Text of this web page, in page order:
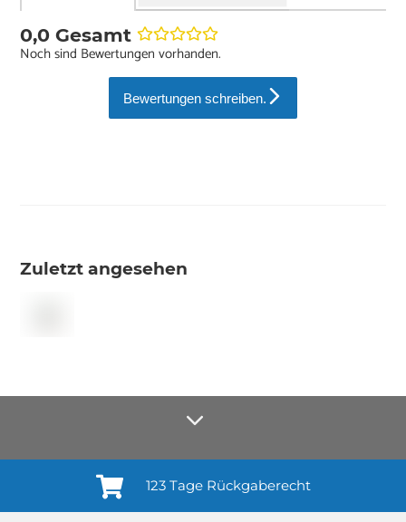
0,0 Gesamt
Noch sind Bewertungen vorhanden.
Bewertungen schreiben.
Zuletzt angesehen
Anmelden¹
123 Tage Rückgaberecht